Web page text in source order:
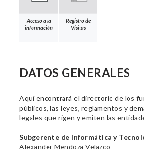
Acceso a la
información
Registro de
Visitas
DATOS GENERALES
Aquí encontrará el directorio de los
públicos, las leyes, reglamentos y
legales que rigen y emiten las
Subgerente de Informática y
Alexander Mendoza Velazco